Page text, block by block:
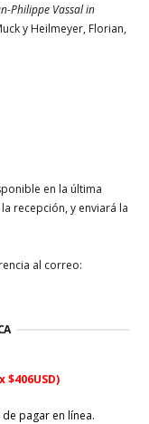
Philippe Vassal in
y Heilmeyer, Florian,
en la última
recepción, y enviará la
al correo:
$406USD)